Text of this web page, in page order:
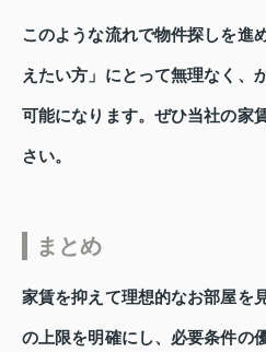
このような流れで物件探しを進
えたい方」にとって無理なく、
可能になります。ぜひ当社の家
さい。
まとめ
家賃を抑えて理想的なお部屋を
の上限を明確にし、必要条件の